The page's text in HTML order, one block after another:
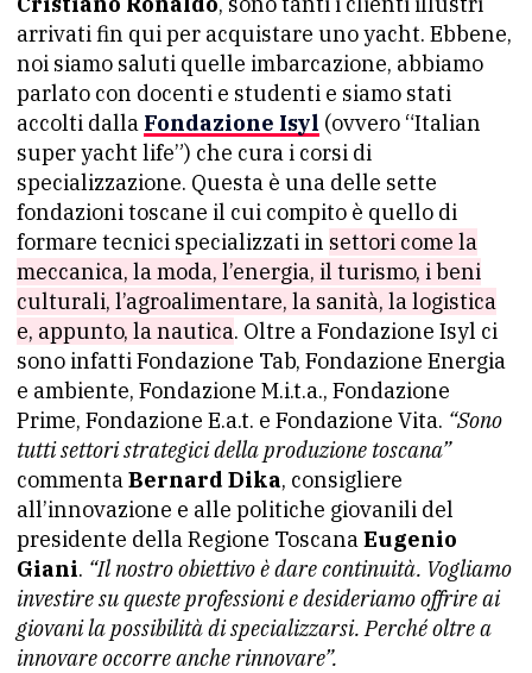
arrivati fin qui per acquistare uno yacht. Ebbene,
noi siamo saluti quelle imbarcazione, abbiamo
parlato con docenti e studenti e siamo stati
accolti dalla Fondazione Isyl (ovvero “Italian
super yacht life”) che cura i corsi di
specializzazione. Questa è una delle sette
fondazioni toscane il cui compito è quello di
formare tecnici specializzati in settori come la
meccanica, la moda, l’energia, il turismo, i beni
culturali, l’agroalimentare, la sanità, la logistica
e, appunto, la nautica. Oltre a Fondazione Isyl ci
sono infatti Fondazione Tab, Fondazione Energia
e ambiente, Fondazione M.i.t.a., Fondazione
Prime, Fondazione E.a.t. e Fondazione Vita. “Sono
tutti settori strategici della produzione toscana”
commentaBernard Dika, consigliere
all’innovazione e alle politiche giovanili del
presidente della Regione ToscanaEugenio
Giani. “Il nostro obiettivo è dare continuità. Vogliamo
investire su queste professioni e desideriamo offrire ai
giovani la possibilità di specializzarsi. Perché oltre a
innovare occorre anche rinnovare”.